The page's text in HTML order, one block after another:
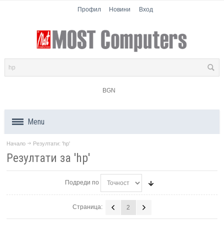
Профил Новини Вход
BGN
Menu
Продукти
Компоненти
Лаптопи
Таблети
Начало Резултати: 'hp'
Резултати за 'hp'
Подреди по
Страница: 2